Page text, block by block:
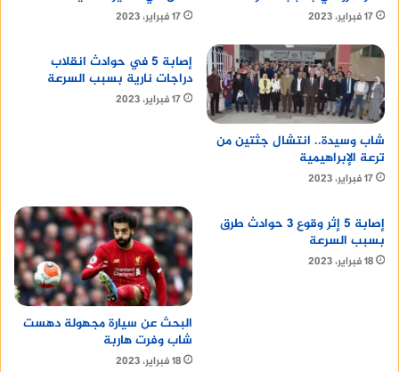
17 فبراير، 2023 17 فبراير، 2023
شاب وسيدة.. انتشال جثتين من
ترعة الإبراهيمية
17 فبراير، 2023
إصابة 5 في حوادث انقلاب
دراجات نارية بسبب السرعة
17 فبراير، 2023
إصابة 5 إثر وقوع 3 حوادث طرق
بسبب السرعة
18 فبراير، 2023
البحث عن سيارة مجهولة دهست
شاب وفرت هاربة
18 فبراير، 2023